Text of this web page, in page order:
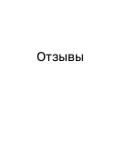
Отзывы